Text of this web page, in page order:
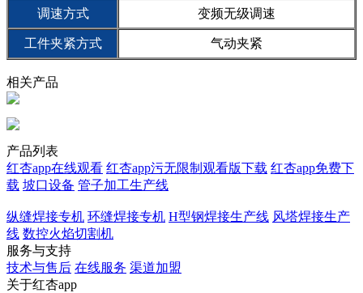
调速方式 变频无级调速
工件夹紧方式 气动夹紧
相关产品
产品列表
红杏app在线观看 红杏app污无限制观看版下载 红杏app免费下
载 坡口设备 管子加工生产线
纵缝焊接专机 环缝焊接专机 H型钢焊接生产线 风塔焊接生产
线 数控火焰切割机
服务与支持
技术与售后 在线服务 渠道加盟
关于红杏app